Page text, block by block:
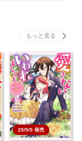
25/5/5 発売